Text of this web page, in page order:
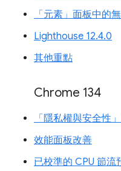
「元素」面板中的
Lighthouse 12.4.0
其他重點
Chrome 134
「隱私權與安全性
效能面板改善
已校準的 CPU 節流